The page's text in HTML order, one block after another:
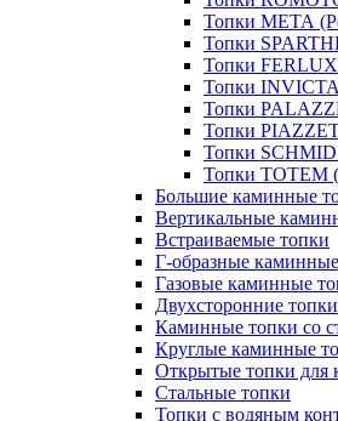
Топки МЕТА
Топки
Топки
Топки
Топки
Топки
Топки
Топки TOTEM
Большие каминные
Вертикальные
Встраиваемые топки
Г-образные
Газовые каминные
Двухсторонние топки
Каминные топки со
Круглые каминные
Открытые топки для
Стальные топки
Топки с водяным